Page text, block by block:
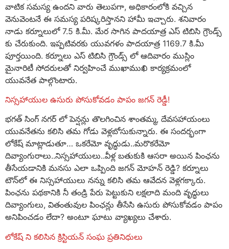
వాటిక సమస్య ఉందని వారు తెలుపగా, అధికారంలోకి వచ్చిన
వెనువెంటనే ఈ సమస్య పరిష్కరిస్తానని హామీ ఇచ్చారు. శనివారం
నాడు కర్నూలులో 7.5 కి.మీ. మేర సాగిన పాదయాత్ర ఎస్ టిబిసి గ్రౌండ్స్
కు చేరుకుంది. ఇప్పటివరకు యువగళం పాదయాత్ర 1169.7 కి.మీ
పూర్తయింది. కర్నూలు ఎస్ టిబిసి గ్రౌండ్స్ లో ఆదివారం ముస్లిం
మైనారిటీ సోదరులతో నిర్వహించే ముఖాముఖి కార్యక్రమంలో
యువనేత పాల్గొంటారు.
నిస్సహాయుల ఉసురు పోసుకోవ‌డం పాపం జ‌గ‌న్ రెడ్డీ!
భగత్ సింగ్ నగర్ లో పెన్షన్లు తొలగించిన శాంతమ్మ, దేవసహాయంలు
యువనేతను కలిసి తమ గోడు వెళ్లబోసుకున్నారు. ఈ సందర్భంగా
లోకేష్ మాట్లాడుతూ… ఒక‌రేమో వృద్ధుడు..మ‌రొక‌రేమో
దివ్యాంగురాలు..నిస్సహాయులు..వీళ్ల బ‌తుకుకి ఆస‌రా అయిన పింఛ‌ను
తీసేయ‌డానికి మ‌న‌సు ఎలా ఒప్పింది జ‌గ‌న్ మోహ‌న్ రెడ్డి? క‌ర్నూలు
టౌన్‌లో ఈ నిస్సహాయులు న‌న్ను క‌లిసి త‌మ ఆవేద‌న వెళ్లగ‌క్కారు.
పింఛ‌ను ప‌థ‌కానికి నీ తండ్రి పేరు పెట్టుకుని ల‌క్షలాది మంది వృద్ధులు
దివ్యాంగులు, వితంతువుల పింఛ‌న్లు తీసేసి ఉసురు పోసుకోవ‌డం పాపం
అనిపించ‌డం లేదా? అంటూ ఘాటు వ్యాఖ్యలు చేశారు.
లోకేష్ ని కలిసిన క్రిస్టియన్ సంఘ ప్రతినిధులు